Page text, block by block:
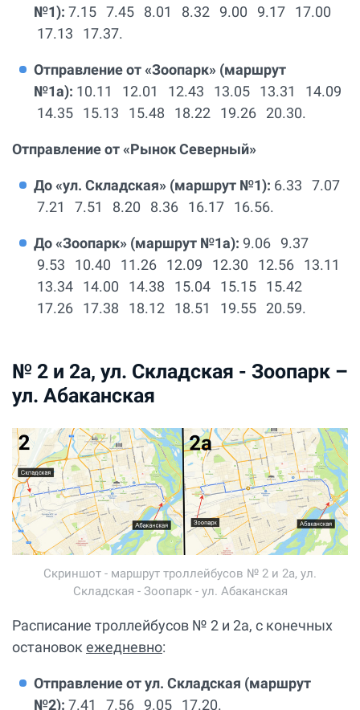
№1): 7.15 7.45 8.01 8.32 9.00 9.17 17.00
17.13 17.37.
Отправление от «Зоопарк» (маршрут
№1а): 10.11 12.01 12.43 13.05 13.31 14.09
14.35 15.13 15.48 18.22 19.26 20.30.
Отправление от «Рынок Северный»
До «ул. Складская» (маршрут №1): 6.33 7.07
7.21 7.51 8.20 8.36 16.17 16.56.
До «Зоопарк» (маршрут №1а): 9.06 9.37
9.53 10.40 11.26 12.09 12.30 12.56 13.11
13.34 14.00 14.38 15.04 15.15 15.42
17.26 17.38 18.12 18.51 19.55 20.59.
№ 2 и 2а, ул. Складская - Зоопарк –
ул. Абаканская
Скриншот - маршрут троллейбусов № 2 и 2а, ул.
Складская - Зоопарк - ул. Абаканская
Расписание троллейбусов № 2 и 2а, с конечных
остановок ежедневно:
Отправление от ул. Складская (маршрут
№2): 7.41 7.56 9.05 17.20.